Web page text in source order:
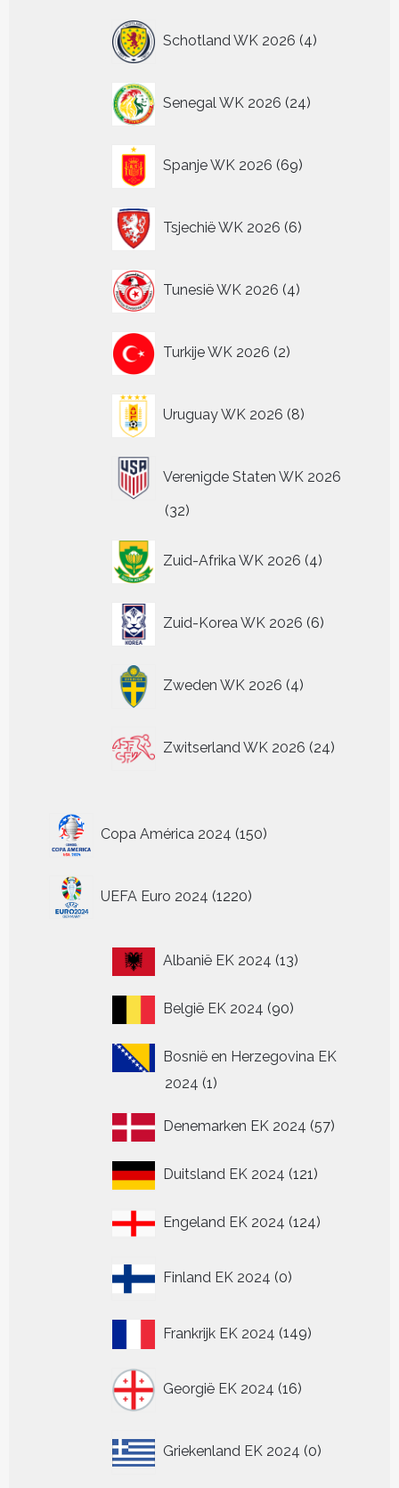
Schotland WK 2026 4
producten
Senegal WK 2026 24
producten
Spanje WK 2026 69
producten
Tsjechië WK 2026 6
producten
Tunesië WK 2026 4
producten
Turkije WK 2026 2
producten
Uruguay WK 2026 8
producten
Verenigde Staten WK 2026
3232
Zuid-Afrika WK 2026 4
producten
Zuid-Korea WK 2026 6
producten
Zweden WK 2026 4
producten
Zwitserland WK 2026 24
producten
Copa América 2024 150
producten
UEFA Euro 2024 1220
producten
Albanië EK 2024 1313
België EK 2024 9090
Bosnië en Herzegovina EK
2024 11
Denemarken EK 2024 5757
Duitsland EK 2024 121121
Engeland EK 2024 124124
Finland EK 2024 0
producten
Frankrijk EK 2024 149149
Georgië EK 2024 16
producten
Griekenland EK 2024 0
producten